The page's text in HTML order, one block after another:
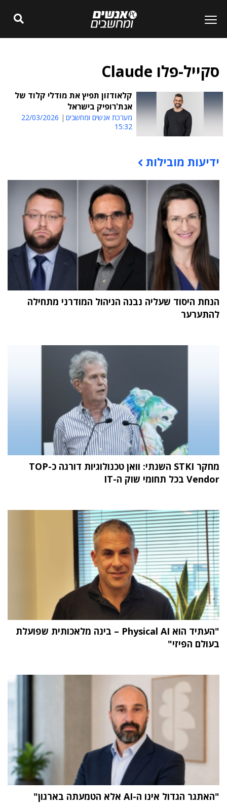
סקייל-פלו Claude
קלאודזון תפיץ את מודלי קלוד של
אנת'רופיק בישראל
מערכת אנשים ומחשבים
22/03/2026
15:32
תוכן פרסומי
ידיעות מובילות
הנחת היסוד שעליה נבנה הניהול המודרני מתחילה
להתערער
מחקר STKI השנתי: וואן טכנולוגיות דורגה כ-TOP
Vendor בכל תחומי שוק ה-IT
"העתיד הוא Physical AI – בינה מלאכותית שפועלת
בעולם הפיזי"
"האתגר הגדול אינו ה-AI אלא הטמעתה בארגון"